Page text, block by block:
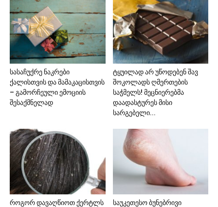
სასაჩუქრე ნაკრები
ქალისთვის და მამაკაცისთვის
– გამორჩეული ემოციის
შესაქმნელად
ტყუილად არ უწოდებენ შავ
შოკოლადს ღმერთების
საჭმელს! მეცნიერებმა
დაადასტურეს მისი
სარგებელი...
როგორ დავაღწიოთ ქერტლს
საუკეთესო ბუნებრივი